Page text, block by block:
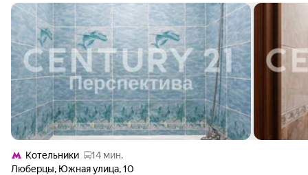
Котельники
14 мин.
Люберцы, Южная улица,10